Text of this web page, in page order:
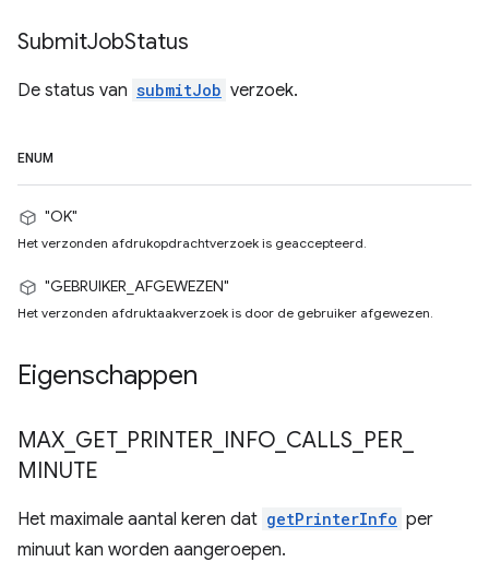
SubmitJobStatus
De status van submitJob verzoek.
ENUM
"OK"
Het verzonden afdrukopdrachtverzoek is geaccepteerd.
"GEBRUIKER_AFGEWEZEN"
Het verzonden afdruktaakverzoek is door de gebruiker afgewezen.
Eigenschappen
MAX GET_ PRINTER INFO CALLS PER
MINUTE
Het maximale aantal keren dat getPrinterInfo per
minuut kan worden aangeroepen.